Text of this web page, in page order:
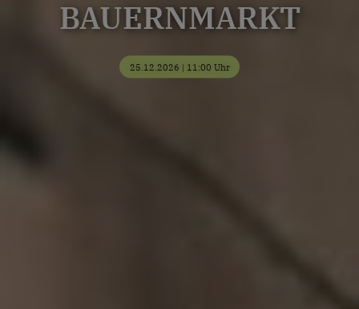
BAUERNMARKT
25.12.2026 | 11:00 Uhr